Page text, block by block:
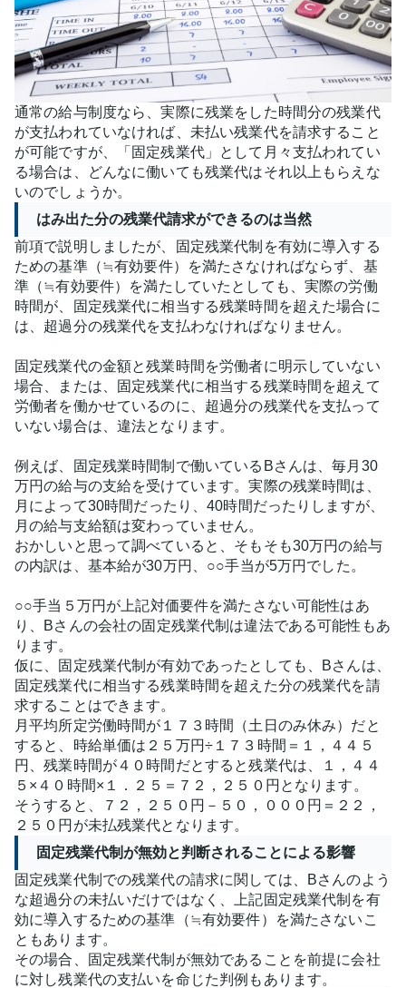
通常の給与制度なら、実際に残業をした時間分の残業代
が支払われていなければ、未払い残業代を請求すること
が可能ですが、「固定残業代」として月々支払われてい
る場合は、どんなに働いても残業代はそれ以上もらえな
いのでしょうか。
はみ出た分の残業代請求ができるのは当然
前項で説明しましたが、固定残業代制を有効に導入する
ための基準（≒有効要件）を満たさなければならず、基
準（≒有効要件）を満たしていたとしても、実際の労働
時間が、固定残業代に相当する残業時間を超えた場合に
は、超過分の残業代を支払わなければなりません。
固定残業代の金額と残業時間を労働者に明示していない
場合、または、固定残業代に相当する残業時間を超えて
労働者を働かせているのに、超過分の残業代を支払って
いない場合は、違法となります。
例えば、固定残業時間制で働いているBさんは、毎月30
万円の給与の支給を受けています。実際の残業時間は、
月によって30時間だったり、40時間だったりしますが、
月の給与支給額は変わっていません。
おかしいと思って調べていると、そもそも30万円の給与
の内訳は、基本給が30万円、○○手当が5万円でした。
○○手当５万円が上記対価要件を満たさない可能性はあ
り、Bさんの会社の固定残業代制は違法である可能性もあ
ります。
仮に、固定残業代制が有効であったとしても、Bさんは、
固定残業代に相当する残業時間を超えた分の残業代を請
求することはできます。
月平均所定労働時間が１７３時間（土日のみ休み）だと
すると、時給単価は２５万円÷１７３時間＝１，４４５
円、残業時間が４０時間だとすると残業代は、１，４４
５×４０時間×１．２５＝７２，２５０円となります。
そうすると、７２，２５０円－５０，０００円＝２２，
２５０円が未払残業代となります。
固定残業代制が無効と判断されることによる影響
固定残業代制での残業代の請求に関しては、Bさんのよう
な超過分の未払いだけではなく、上記固定残業代制を有
効に導入するための基準（≒有効要件）を満たさないこ
ともあります。
その場合、固定残業代制が無効であることを前提に会社
に対し残業代の支払いを命じた判例もあります。